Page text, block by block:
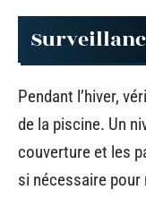
Pendant l’hiver,
de la piscine. Un
couverture et les
si nécessaire pour